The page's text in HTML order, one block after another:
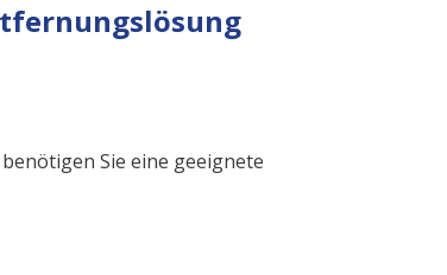
Sie eine geeignete